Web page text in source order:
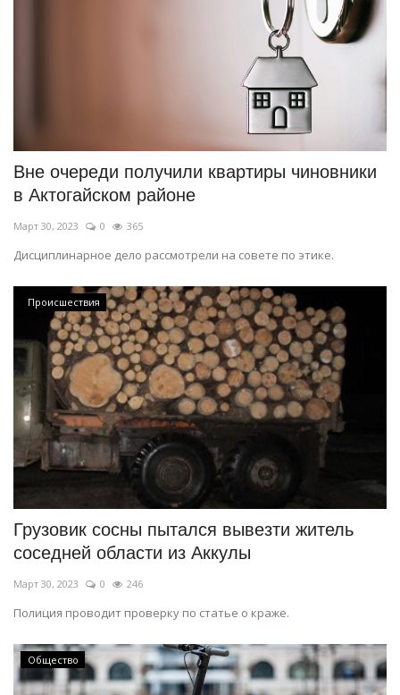
Вне очереди получили квартиры чиновники
в Актогайском районе
Март 30, 2023 0 365
Дисциплинарное дело рассмотрели на совете по этике.
Происшествия
Грузовик сосны пытался вывезти житель
соседней области из Аккулы
Март 30, 2023 0 246
Полиция проводит проверку по статье о краже.
Общество